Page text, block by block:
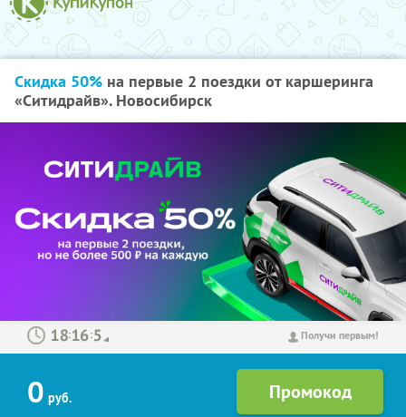
Скидка 50% на первые 2 поездки от каршеринга
«Ситидрайв». Новосибирск
Получи первым!
: :
0 руб.